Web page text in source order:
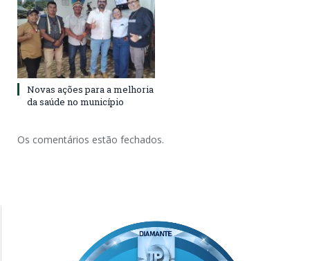
Novas ações para a melhoria
da saúde no município
Os comentários estão fechados.